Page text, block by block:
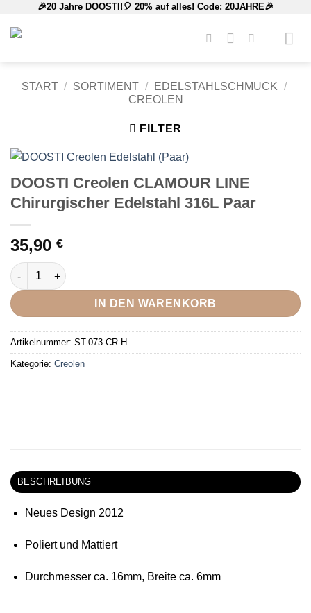
Inhalt
🎉20 Jahre DOOSTI!🎈 20% auf alles! Code: 20JAHRE🎉
START / SORTIMENT / EDELSTAHLSCHMUCK /
CREOLEN
FILTER
DOOSTI Creolen CLAMOUR LINE
Chirurgischer Edelstahl 316L Paar
35,90 €
DOOSTI Creolen CLAMOUR LINE Chirurgischer Edelstahl 316L
IN DEN WARENKORB
Artikelnummer: ST-073-CR-H
Kategorie: Creolen
BESCHREIBUNG
Neues Design 2012
Poliert und Mattiert
Durchmesser ca. 16mm, Breite ca. 6mm